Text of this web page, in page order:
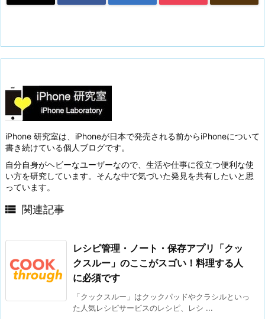
iPhone 研究室は、iPhoneが日本で発売される前からiPhoneについて
書き続けている個人ブログです。
自分自身がヘビーなユーザーなので、生活や仕事に役立つ便利な使
い方を研究しています。そんな中で気づいた発見を共有したいと思
っています。
 関連記事
レシピ管理・ノート・保存アプリ「クッ
クスルー」のここがスゴい！料理する人
に必須です
「クックスルー」はクックパッドやクラシルといっ
た人気レシピサービスのレシピ、レシ ...